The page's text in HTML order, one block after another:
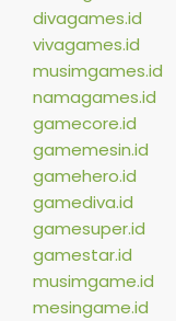
divagames.id
vivagames.id
musimgames.id
namagames.id
gamecore.id
gamemesin.id
gamehero.id
gamediva.id
gamesuper.id
gamestar.id
musimgame.id
mesingame.id